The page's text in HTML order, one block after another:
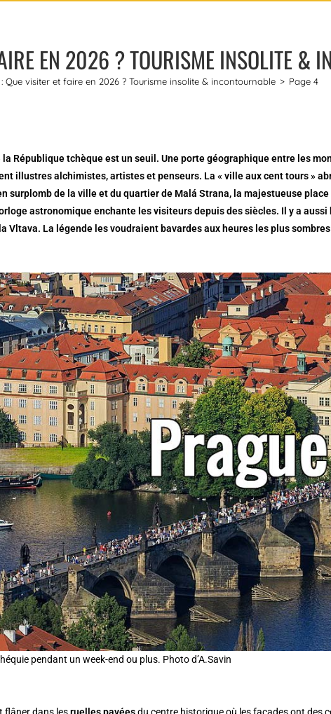
EN 2026 ? TOURISME INSOLITE &
Que visiter et faire en 2026 ? Tourisme insolite & incontournable > Page 4
la République tchèque est un seuil. Une porte géographique entre les
illustres alchimistes, artistes et penseurs. La « ville aux cent tours »
surplomb de la ville et du quartier de Malá Strana, la majestueuse
astronomique enchante les visiteurs depuis des siècles. Il y a
Vltava. La légende les voudraient bavardes aux heures les plus
pendant un week-end ou plus. Photo d’A.Savin